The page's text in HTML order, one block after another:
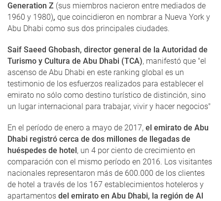
Generation Z (sus miembros nacieron entre mediados de
1960 y 1980), que coincidieron en nombrar a Nueva York y
Abu Dhabi como sus dos principales ciudades.
Saif Saeed Ghobash, director general de la Autoridad de
Turismo y Cultura de Abu Dhabi (TCA), manifestó que "el
ascenso de Abu Dhabi en este ranking global es un
testimonio de los esfuerzos realizados para establecer el
emirato no sólo como destino turístico de distinción, sino
un lugar internacional para trabajar, vivir y hacer negocios"
En el período de enero a mayo de 2017, el emirato de Abu
Dhabi registró cerca de dos millones de llegadas de
huéspedes de hotel, un 4 por ciento de crecimiento en
comparación con el mismo período en 2016. Los visitantes
nacionales representaron más de 600.000 de los clientes
de hotel a través de los 167 establecimientos hoteleros y
apartamentos del emirato en Abu Dhabi, la región de Al